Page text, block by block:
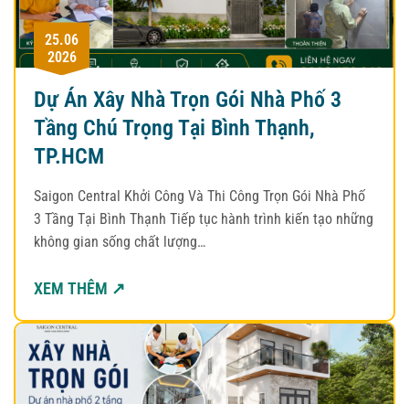
25.06
2026
Dự Án Xây Nhà Trọn Gói Nhà Phố 3
Tầng Chú Trọng Tại Bình Thạnh,
TP.HCM
Saigon Central Khởi Công Và Thi Công Trọn Gói Nhà Phố
3 Tầng Tại Bình Thạnh Tiếp tục hành trình kiến tạo những
không gian sống chất lượng…
XEM THÊM ↗